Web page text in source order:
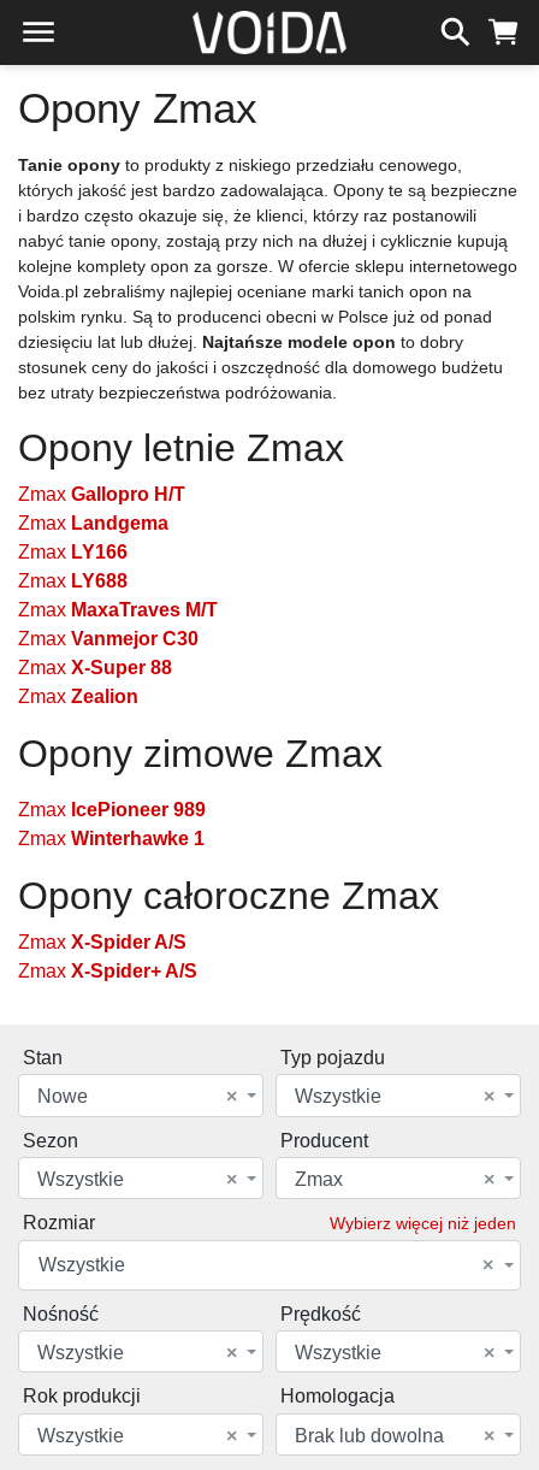
Opony Zmax
Tanie opony to produkty z niskiego przedziału cenowego,
których jakość jest bardzo zadowalająca. Opony te są bezpieczne
i bardzo często okazuje się, że klienci, którzy raz postanowili
nabyć tanie opony, zostają przy nich na dłużej i cyklicznie kupują
kolejne komplety opon za gorsze. W ofercie sklepu internetowego
Voida.pl zebraliśmy najlepiej oceniane marki tanich opon na
polskim rynku. Są to producenci obecni w Polsce już od ponad
dziesięciu lat lub dłużej. Najtańsze modele opon to dobry
stosunek ceny do jakości i oszczędność dla domowego budżetu
bez utraty bezpieczeństwa podróżowania.
Opony letnie Zmax
Zmax Gallopro H/T
Zmax Landgema
Zmax LY166
Zmax LY688
Zmax MaxaTraves M/T
Zmax Vanmejor C30
Zmax X-Super 88
Zmax Zealion
Opony zimowe Zmax
Zmax IcePioneer 989
Zmax Winterhawke 1
Opony całoroczne Zmax
Zmax X-Spider A/S
Zmax X-Spider+ A/S
Stan
×
Nowe
Typ pojazdu
×
Wszystkie
Sezon
×
Wszystkie
Producent
×
Zmax
Rozmiar Wybierz więcej niż jeden
×
Wszystkie
Nośność
×
Wszystkie
Prędkość
×
Wszystkie
Rok produkcji
×
Wszystkie
Homologacja
×
Brak lub dowolna